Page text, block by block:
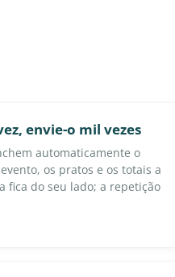
envie-o mil vezes
automaticamente o
os pratos e os totais a
fica do seu lado; a repetição